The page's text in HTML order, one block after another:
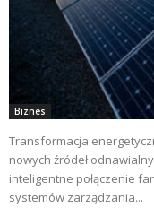
Biznes
Transformacja
nowych źródeł
inteligentne połączenie
systemów zarządzania...